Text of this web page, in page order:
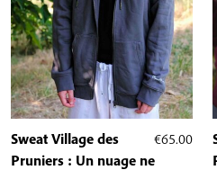
€65.00
Sweat Village des
Pruniers : Un nuage ne